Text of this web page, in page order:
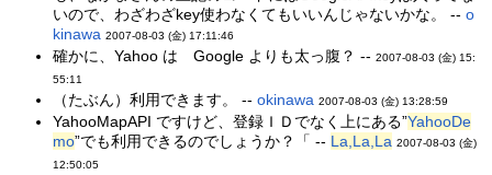
いので、わざわざkey使わなくてもいいんじゃないかな。 --o
kinawa 2007-08-03 (金) 17:11:46
確かに、Yahoo は Google よりも太っ腹？ --2007-08-03 (金) 15:
55:11
（たぶん）利用できます。 --okinawa 2007-08-03 (金) 13:28:59
YahooMapAPI ですけど、登録ＩＤでなく上にある”YahooDe
mo”でも利用できるのでしょうか？「 -- La,La,La 2007-08-03 (金)
12:50:05